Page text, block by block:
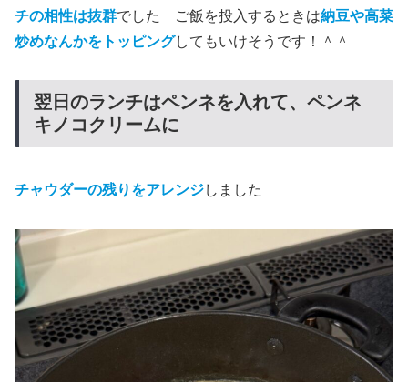
チの相性は抜群でした ご飯を投入するときは納豆や高菜
炒めなんかをトッピングしてもいけそうです！＾＾
翌日のランチはペンネを入れて、ペンネ
キノコクリームに
チャウダーの残りをアレンジしました